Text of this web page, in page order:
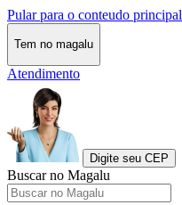
Pular para o conteudo principal
Tem no magalu
Atendimento
Digite seu CEP
Buscar no Magalu